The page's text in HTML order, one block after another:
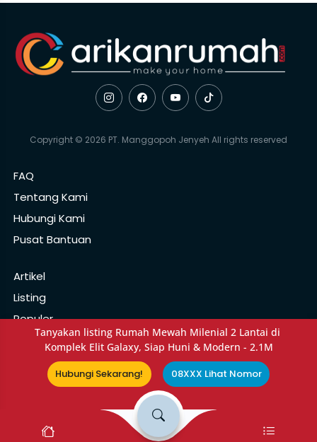
Copyright © 2026 PT. Manggopoh Jenyeh All rights reserved
FAQ
Tentang Kami
Hubungi Kami
Pusat Bantuan
Artikel
Listing
Populer
Rekomendasi
Kebijakan Privasi
Tanyakan listing Rumah Mewah Milenial 2 Lantai di
Komplek Elit Galaxy, Siap Huni & Modern - 2.1M
Hubungi Sekarang! 08XXX Lihat Nomor